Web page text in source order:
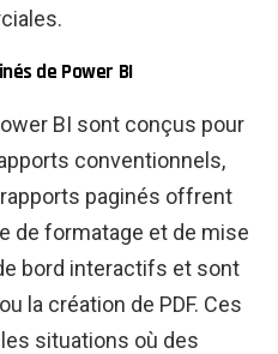
de Power BI
BI sont conçus pour
conventionnels,
paginés offrent
de formatage et de mise
bord interactifs et sont
la création de PDF. Ces
situations où des